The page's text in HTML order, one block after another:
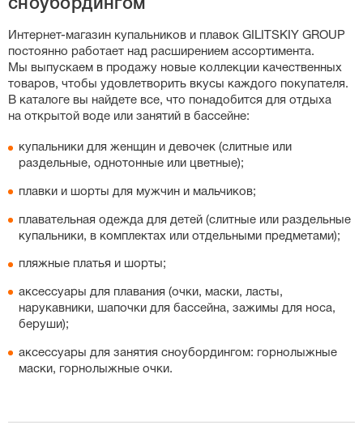
слитных купальников, особенно спортивных моделей с
если у вас высокий рост, выбирайте больший размер,
чтобы бретели не врезались в плечи. Вы также можете
свериться с нашей точной таблицей размеров на
странице каждого товара.
сноубордингом
Интернет-магазин купальников и плавок GILITSKIY GROUP
постоянно работает над расширением ассортимента.
Мы выпускаем в продажу новые коллекции качественных
товаров, чтобы удовлетворить вкусы каждого покупателя.
В каталоге вы найдете все, что понадобится для отдыха
на открытой воде или занятий в бассейне:
купальники для женщин и девочек (слитные или
раздельные, однотонные или цветные);
плавки и шорты для мужчин и мальчиков;
плавательная одежда для детей (слитные или раздельные
купальники, в комплектах или отдельными предметами);
пляжные платья и шорты;
аксессуары для плавания (очки, маски, ласты,
нарукавники, шапочки для бассейна, зажимы для носа,
беруши);
аксессуары для занятия сноубордингом: горнолыжные
маски, горнолыжные очки.